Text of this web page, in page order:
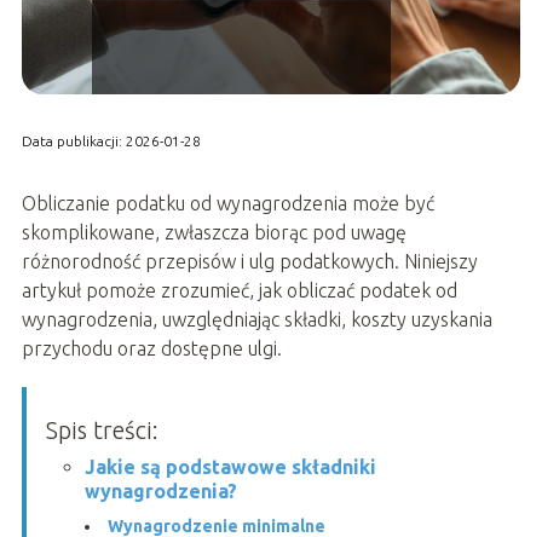
Data publikacji: 2026-01-28
Obliczanie podatku od wynagrodzenia może być
skomplikowane, zwłaszcza biorąc pod uwagę
różnorodność przepisów i ulg podatkowych. Niniejszy
artykuł pomoże zrozumieć, jak obliczać podatek od
wynagrodzenia, uwzględniając składki, koszty uzyskania
przychodu oraz dostępne ulgi.
Spis treści:
Jakie są podstawowe składniki
wynagrodzenia?
Wynagrodzenie minimalne